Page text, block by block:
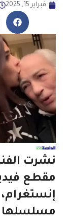
فبراير 15, 2025
نشرت
مقطع
مسلسلها